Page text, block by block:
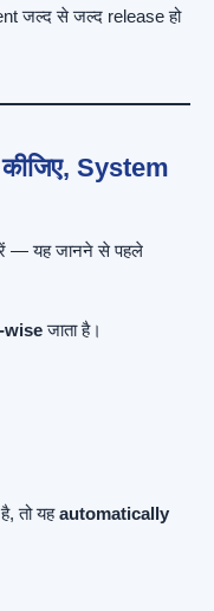
जल्द से जल्द release हो
System
— यह जानने से पहले
wiseजाता है।
तो यहautomatically